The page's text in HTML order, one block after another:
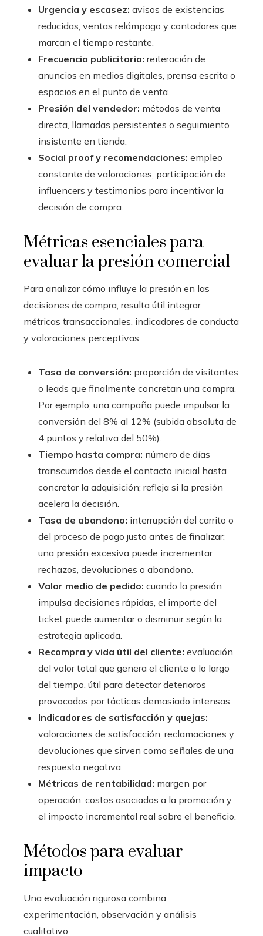
Urgencia y escasez: avisos de existencias
reducidas, ventas relámpago y contadores que
marcan el tiempo restante.
Frecuencia publicitaria: reiteración de
anuncios en medios digitales, prensa escrita o
espacios en el punto de venta.
Presión del vendedor: métodos de venta
directa, llamadas persistentes o seguimiento
insistente en tienda.
Social proof y recomendaciones: empleo
constante de valoraciones, participación de
influencers y testimonios para incentivar la
decisión de compra.
Métricas esenciales para
evaluar la presión comercial
Para analizar cómo influye la presión en las
decisiones de compra, resulta útil integrar
métricas transaccionales, indicadores de conducta
y valoraciones perceptivas.
Tasa de conversión: proporción de visitantes
o leads que finalmente concretan una compra.
Por ejemplo, una campaña puede impulsar la
conversión del 8% al 12% (subida absoluta de
4 puntos y relativa del 50%).
Tiempo hasta compra: número de días
transcurridos desde el contacto inicial hasta
concretar la adquisición; refleja si la presión
acelera la decisión.
Tasa de abandono: interrupción del carrito o
del proceso de pago justo antes de finalizar;
una presión excesiva puede incrementar
rechazos, devoluciones o abandono.
Valor medio de pedido: cuando la presión
impulsa decisiones rápidas, el importe del
ticket puede aumentar o disminuir según la
estrategia aplicada.
Recompra y vida útil del cliente: evaluación
del valor total que genera el cliente a lo largo
del tiempo, útil para detectar deterioros
provocados por tácticas demasiado intensas.
Indicadores de satisfacción y quejas:
valoraciones de satisfacción, reclamaciones y
devoluciones que sirven como señales de una
respuesta negativa.
Métricas de rentabilidad: margen por
operación, costos asociados a la promoción y
el impacto incremental real sobre el beneficio.
Métodos para evaluar
impacto
Una evaluación rigurosa combina
experimentación, observación y análisis
cualitativo: